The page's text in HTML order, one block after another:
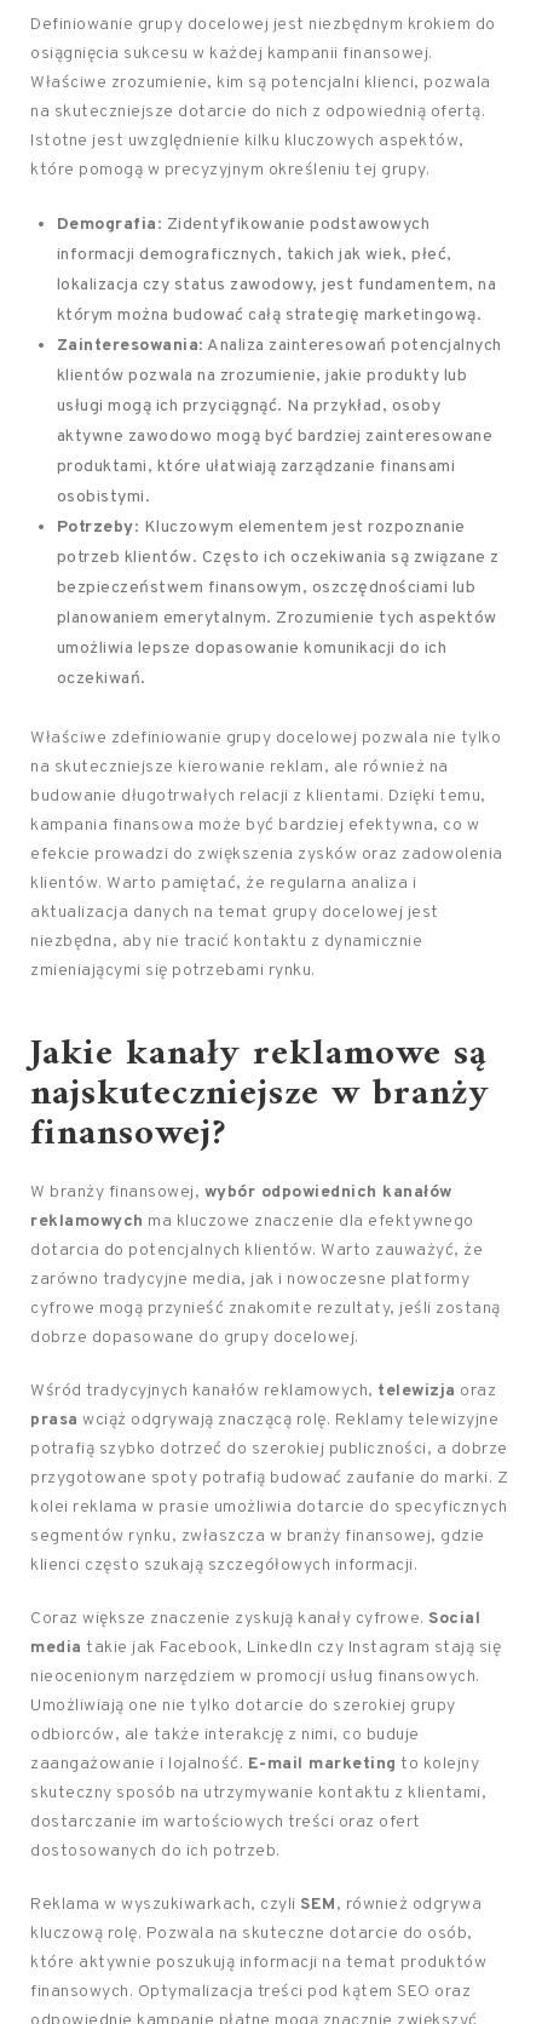
Definiowanie grupy docelowej jest niezbędnym krokiem do
osiągnięcia sukcesu w każdej kampanii finansowej.
Właściwe zrozumienie, kim są potencjalni klienci, pozwala
na skuteczniejsze dotarcie do nich z odpowiednią ofertą.
Istotne jest uwzględnienie kilku kluczowych aspektów,
które pomogą w precyzyjnym określeniu tej grupy.
Demografia: Zidentyfikowanie podstawowych
informacji demograficznych, takich jak wiek, płeć,
lokalizacja czy status zawodowy, jest fundamentem, na
którym można budować całą strategię marketingową.
Zainteresowania: Analiza zainteresowań potencjalnych
klientów pozwala na zrozumienie, jakie produkty lub
usługi mogą ich przyciągnąć. Na przykład, osoby
aktywne zawodowo mogą być bardziej zainteresowane
produktami, które ułatwiają zarządzanie finansami
osobistymi.
Potrzeby: Kluczowym elementem jest rozpoznanie
potrzeb klientów. Często ich oczekiwania są związane z
bezpieczeństwem finansowym, oszczędnościami lub
planowaniem emerytalnym. Zrozumienie tych aspektów
umożliwia lepsze dopasowanie komunikacji do ich
oczekiwań.
Właściwe zdefiniowanie grupy docelowej pozwala nie tylko
na skuteczniejsze kierowanie reklam, ale również na
budowanie długotrwałych relacji z klientami. Dzięki temu,
kampania finansowa może być bardziej efektywna, co w
efekcie prowadzi do zwiększenia zysków oraz zadowolenia
klientów. Warto pamiętać, że regularna analiza i
aktualizacja danych na temat grupy docelowej jest
niezbędna, aby nie tracić kontaktu z dynamicznie
zmieniającymi się potrzebami rynku.
Jakie kanały reklamowe są
najskuteczniejsze w branży
finansowej?
W branży finansowej, wybór odpowiednich kanałów
reklamowych ma kluczowe znaczenie dla efektywnego
dotarcia do potencjalnych klientów. Warto zauważyć, że
zarówno tradycyjne media, jak i nowoczesne platformy
cyfrowe mogą przynieść znakomite rezultaty, jeśli zostaną
dobrze dopasowane do grupy docelowej.
Wśród tradycyjnych kanałów reklamowych, telewizja oraz
prasa wciąż odgrywają znaczącą rolę. Reklamy telewizyjne
potrafią szybko dotrzeć do szerokiej publiczności, a dobrze
przygotowane spoty potrafią budować zaufanie do marki. Z
kolei reklama w prasie umożliwia dotarcie do specyficznych
segmentów rynku, zwłaszcza w branży finansowej, gdzie
klienci często szukają szczegółowych informacji.
Coraz większe znaczenie zyskują kanały cyfrowe. Social
media takie jak Facebook, LinkedIn czy Instagram stają się
nieocenionym narzędziem w promocji usług finansowych.
Umożliwiają one nie tylko dotarcie do szerokiej grupy
odbiorców, ale także interakcję z nimi, co buduje
zaangażowanie i lojalność. E-mail marketing to kolejny
skuteczny sposób na utrzymywanie kontaktu z klientami,
dostarczanie im wartościowych treści oraz ofert
dostosowanych do ich potrzeb.
Reklama w wyszukiwarkach, czyli SEM, również odgrywa
kluczową rolę. Pozwala na skuteczne dotarcie do osób,
które aktywnie poszukują informacji na temat produktów
finansowych. Optymalizacja treści pod kątem SEO oraz